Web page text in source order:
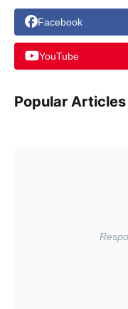
Facebook
YouTube
Popular Articles